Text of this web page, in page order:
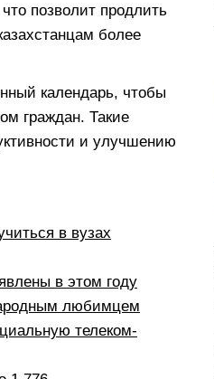
позволит продлить
более
календарь, чтобы
граждан. Такие
и улучшению
в вузах
в этом году
любимцем
телеком-